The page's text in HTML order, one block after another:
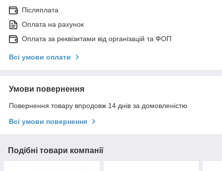
Післяплата
Оплата на рахунок
Оплата за реквізитами від організацій та ФОП
Всі умови оплати
Умови повернення
Повернення товару впродовж 14 днів за домовленістю
Всі умови повернення
Подібні товари компанії